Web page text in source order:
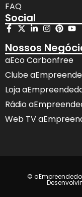
FAQ
Social
Nossos
aEco Carbonfree
Clube
Loja
Rádio
Web TV
©